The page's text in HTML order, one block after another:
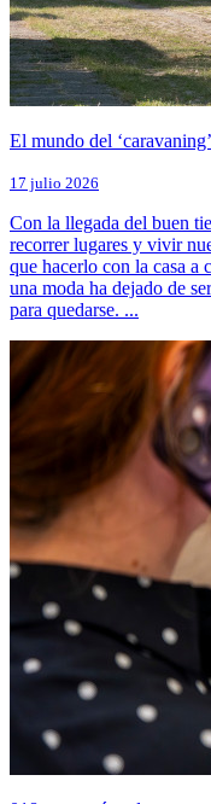
El mundo del
17 julio 2026
Con la llegada del buen
recorrer lugares y vivir
que hacerlo con la casa a
una moda ha dejado de
para quedarse. ...